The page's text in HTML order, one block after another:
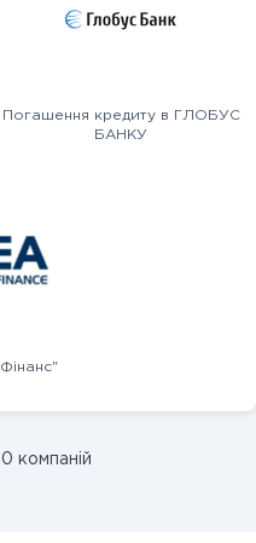
Погашення кредиту в ГЛОБУС
БАНКУ
компаній